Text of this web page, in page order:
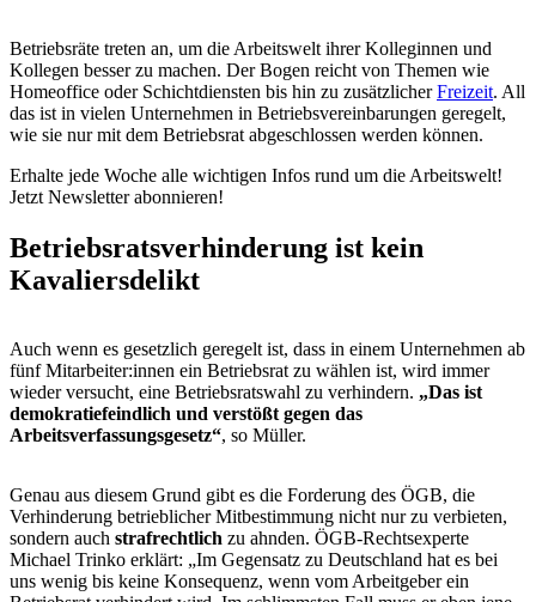
Betriebsräte treten an, um die Arbeitswelt ihrer Kolleginnen und
Kollegen besser zu machen. Der Bogen reicht von Themen wie
Homeoffice oder Schichtdiensten bis hin zu zusätzlicherFreizeit. All
das ist in vielen Unternehmen in Betriebsvereinbarungen geregelt,
wie sie nur mit dem Betriebsrat abgeschlossen werden können.
Erhalte jede Woche alle wichtigen Infos rund um die Arbeitswelt!
Jetzt Newsletter abonnieren!
Betriebsratsverhinderung ist kein
Kavaliersdelikt
Auch wenn es gesetzlich geregelt ist, dass in einem Unternehmen ab
fünf Mitarbeiter:innen ein Betriebsrat zu wählen ist, wird immer
wieder versucht, eine Betriebsratswahl zu verhindern. „Das ist
demokratiefeindlich und verstößt gegen das
Arbeitsverfassungsgesetz“, so Müller.
Genau aus diesem Grund gibt es die Forderung des ÖGB, die
Verhinderung betrieblicher Mitbestimmung nicht nur zu verbieten,
sondern auch strafrechtlich zu ahnden. ÖGB-Rechtsexperte
Michael Trinko erklärt: „Im Gegensatz zu Deutschland hat es bei
uns wenig bis keine Konsequenz, wenn vom Arbeitgeber ein